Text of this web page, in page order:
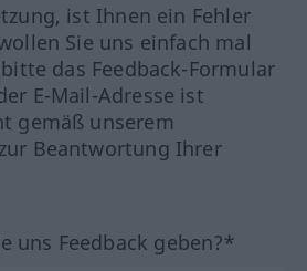
ist Ihnen ein Fehler
Sie uns einfach mal
das Feedback-Formular
E-Mail-Adresse ist
gemäß unserem
Beantwortung Ihrer
uns Feedback geben?*